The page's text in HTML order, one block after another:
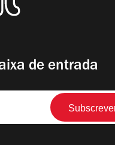
de entrada